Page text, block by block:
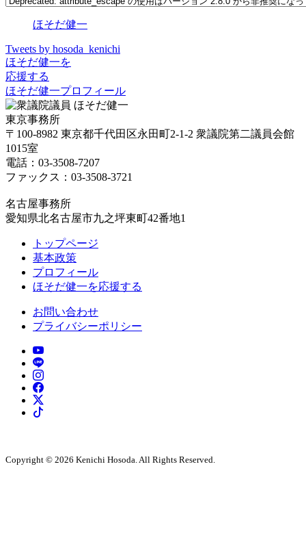
ほそだ健一
Tweets by hosoda_kenichi
ほそだ健一を
応援する
ほそだ健一プロフィール
東京事務所
〒100-8982 東京都千代田区永田町2-1-2 衆議院第二議員会館
1015室
電話：03-3508-7207
ファックス：03-3508-3721
名古屋事務所
愛知県北名古屋市九之坪東町42番地1
トップページ
基本政策
プロフィール
ほそだ健一を応援する
お問い合わせ
プライバシーポリシー
Copyright © 2026 Kenichi Hosoda. All Rights Reserved.